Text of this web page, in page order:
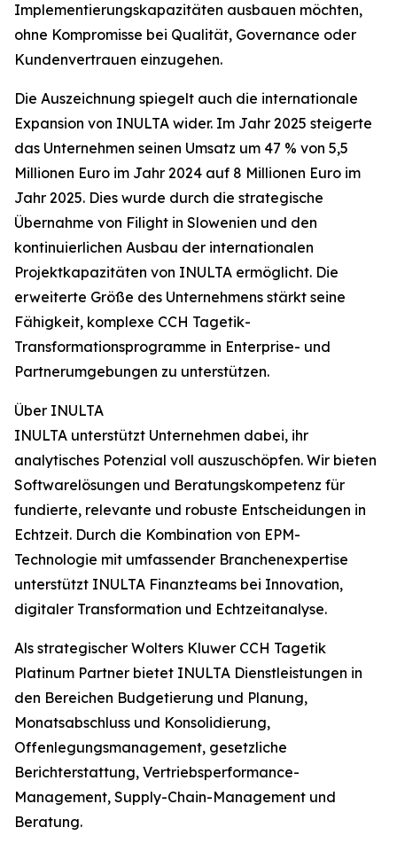
Implementierungskapazitäten ausbauen möchten,
ohne Kompromisse bei Qualität, Governance oder
Kundenvertrauen einzugehen.
Die Auszeichnung spiegelt auch die internationale
Expansion von INULTA wider. Im Jahr 2025 steigerte
das Unternehmen seinen Umsatz um 47 % von 5,5
Millionen Euro im Jahr 2024 auf 8 Millionen Euro im
Jahr 2025. Dies wurde durch die strategische
Übernahme von Filight in Slowenien und den
kontinuierlichen Ausbau der internationalen
Projektkapazitäten von INULTA ermöglicht. Die
erweiterte Größe des Unternehmens stärkt seine
Fähigkeit, komplexe CCH Tagetik-
Transformationsprogramme in Enterprise- und
Partnerumgebungen zu unterstützen.
Über INULTA
INULTA unterstützt Unternehmen dabei, ihr
analytisches Potenzial voll auszuschöpfen. Wir bieten
Softwarelösungen und Beratungskompetenz für
fundierte, relevante und robuste Entscheidungen in
Echtzeit. Durch die Kombination von EPM-
Technologie mit umfassender Branchenexpertise
unterstützt INULTA Finanzteams bei Innovation,
digitaler Transformation und Echtzeitanalyse.
Als strategischer Wolters Kluwer CCH Tagetik
Platinum Partner bietet INULTA Dienstleistungen in
den Bereichen Budgetierung und Planung,
Monatsabschluss und Konsolidierung,
Offenlegungsmanagement, gesetzliche
Berichterstattung, Vertriebsperformance-
Management, Supply-Chain-Management und
Beratung.